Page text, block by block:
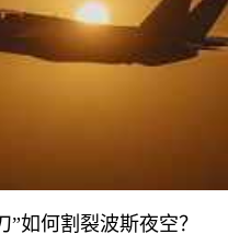
如何割裂波斯夜空？